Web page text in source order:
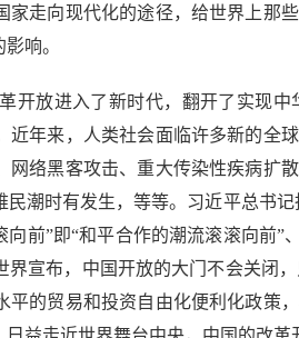
走向现代化的途径，给世界上那
响。
放进入了新时代，翻开了实现中
年来，人类社会面临许多新的全
络黑客攻击、重大传染性疾病扩
潮时有发生，等等。习近平总书
前”即“和平合作的潮流滚滚向前
宣布，中国开放的大门不会关闭
的贸易和投资自由化便利化政策